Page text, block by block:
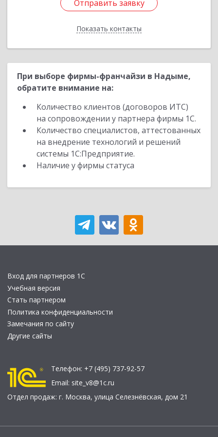
Отправить заявку
Показать контакты
Отправить заявку
Назад
При выборе фирмы-франчайзи в Надыме,
обратите внимание на:
Количество клиентов (договоров ИТС)
на сопровождении у партнера фирмы 1С.
Количество специалистов, аттестованных
на внедрение технологий и решений
системы 1С:Предприятие.
Наличие у фирмы статуса
Вход для партнеров 1С
Учебная версия
Стать партнером
Политика конфиденциальности
Замечания по сайту
Другие сайты
Телефон: +7 (495) 737-92-57
Email: site_v8@1c.ru
Отдел продаж: г. Москва, улица Селезнёвская, дом 21